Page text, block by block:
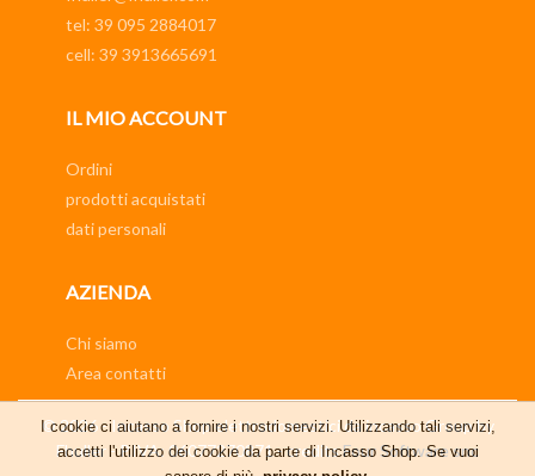
tel: 39 095 2884017
cell: 39 3913665691
IL MIO ACCOUNT
Ordini
prodotti acquistati
dati personali
AZIENDA
Chi siamo
Area contatti
© 2026 - Incasso Shop elettrodomestici da incasso Group by
Fhuller - P.IVA: 06077270871 - creditsFour Software snc
I cookie ci aiutano a fornire i nostri servizi. Utilizzando tali servizi,
accetti l'utilizzo dei cookie da parte di Incasso Shop. Se vuoi